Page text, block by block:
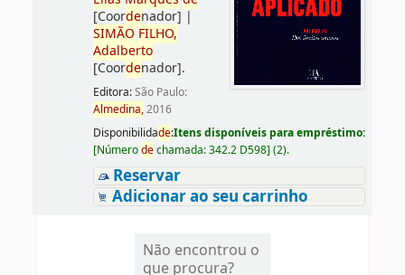
[Coordenador] |
SIMÃO FILHO,
Adalberto
[Coordenador].
Editora:São Paulo:
Almedina,2016
Disponibilidade:Itens disponíveis para empréstimo:
[Númerodechamada:342.2 D598] (2).
Reservar
Adicionar ao seu carrinho
Não encontrou o
que procura?